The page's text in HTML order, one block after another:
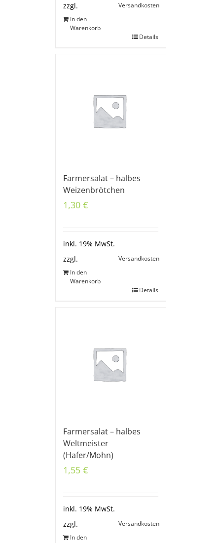
zzgl.
Versandkosten
In den
Warenkorb
Details
Farmersalat – halbes
Weizenbrötchen
1,30 €
inkl. 19% MwSt.
zzgl.
Versandkosten
In den
Warenkorb
Details
Farmersalat – halbes
Weltmeister
(Hafer/Mohn)
1,55 €
inkl. 19% MwSt.
zzgl.
Versandkosten
In den